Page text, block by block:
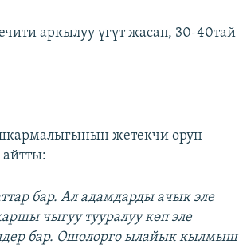
аркылуу үгүт жасап, 30-40тай
жетекчи орун
айтты:
бар. Ал адамдардыачык эле
чыгуу тууралуу көп эле
бар. Ошолорго ылайык кылмыш